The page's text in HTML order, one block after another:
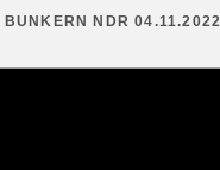
BUNKERN NDR 04.11.2022